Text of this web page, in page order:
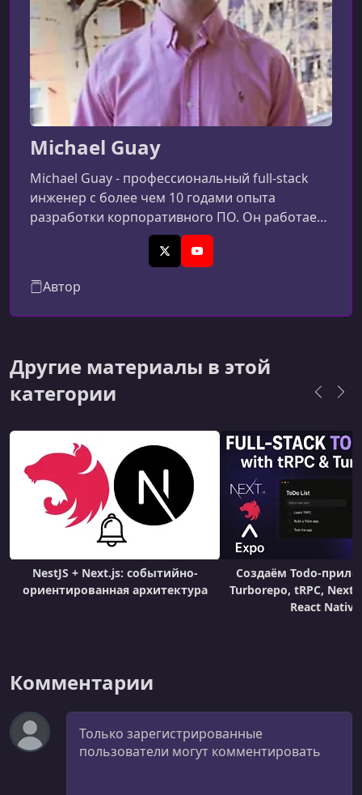
Michael Guay
Michael Guay - профессиональный full-stack
инженер с более чем 10 годами опыта
разработки корпоративного ПО. Он работает
в сфере финансовых технологий и
специализируется на производительных
backend-системах, микросервисах и
современном фронтенде. На своём канале
YouTube (24 тыс+ подписчиков) и на Udemy он
публикует практические кейсы: архитектура,
произв
X (Twitter)YouTube
Автор
Другие материалы в этой
категории
NestJS + Next.js: событийно-
ориентированная архитектура
Создаём Todo-
Turborepo, tRPC,
React Native
Комментарии
Комментарий